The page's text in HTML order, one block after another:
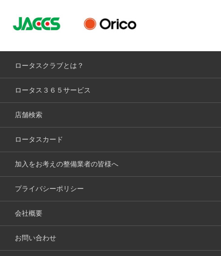
ロータスクラブとは？
ロータス３６５サービス
店舗検索
ロータスカード
加入をお考えの整備業者の皆様へ
プライバシーポリシー
会社概要
お問い合わせ